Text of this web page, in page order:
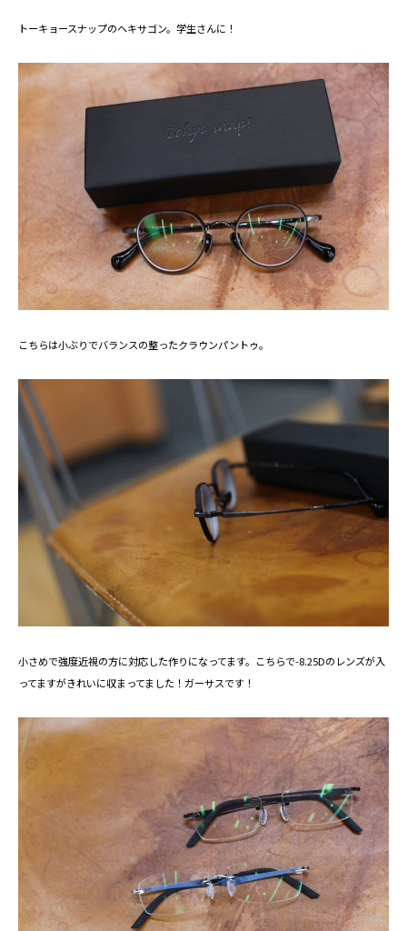
トーキョースナップのヘキサゴン。学生さんに！
こちらは小ぶりでバランスの整ったクラウンパントゥ。
小さめで強度近視の方に対応した作りになってます。こちらで-8.25Dのレンズが入
ってますがきれいに収まってました！ガーサスです！